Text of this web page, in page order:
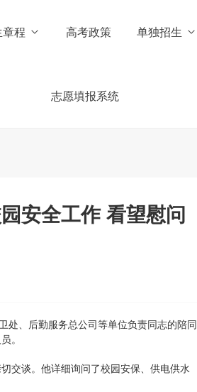
程 高考政策 单独招生
志愿填报系统
安全工作 看望慰问
处、后勤服务总公司等单位负责同志的陪同
。
交谈。他详细询问了校园安保、供电供水